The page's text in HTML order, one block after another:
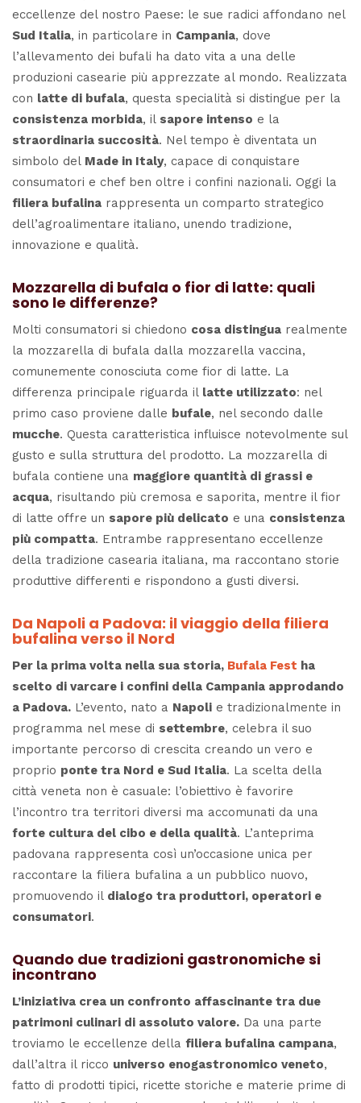
eccellenze del nostro Paese: le sue radici affondano nel
Sud Italia, in particolare in Campania, dove
l’allevamento dei bufali ha dato vita a una delle
produzioni casearie più apprezzate al mondo. Realizzata
con latte di bufala, questa specialità si distingue per la
consistenza morbida, il sapore intenso e la
straordinaria succosità. Nel tempo è diventata un
simbolo del Made in Italy, capace di conquistare
consumatori e chef ben oltre i confini nazionali. Oggi la
filiera bufalina rappresenta un comparto strategico
dell’agroalimentare italiano, unendo tradizione,
innovazione e qualità.
Mozzarella di bufala o fior di latte: quali
sono le differenze?
Molti consumatori si chiedono cosa distingua realmente
la mozzarella di bufala dalla mozzarella vaccina,
comunemente conosciuta come fior di latte. La
differenza principale riguarda il latte utilizzato: nel
primo caso proviene dalle bufale, nel secondo dalle
mucche. Questa caratteristica influisce notevolmente sul
gusto e sulla struttura del prodotto. La mozzarella di
bufala contiene una maggiore quantità di grassi e
acqua, risultando più cremosa e saporita, mentre il fior
di latte offre un sapore più delicato e una consistenza
più compatta. Entrambe rappresentano eccellenze
della tradizione casearia italiana, ma raccontano storie
produttive differenti e rispondono a gusti diversi.
Da Napoli a Padova: il viaggio della filiera
bufalina verso il Nord
Per la prima volta nella sua storia, Bufala Fest ha
scelto di varcare i confini della Campania approdando
a Padova. L’evento, nato a Napoli e tradizionalmente in
programma nel mese di settembre, celebra il suo
importante percorso di crescita creando un vero e
proprio ponte tra Nord e Sud Italia. La scelta della
città veneta non è casuale: l’obiettivo è favorire
l’incontro tra territori diversi ma accomunati da una
forte cultura del cibo e della qualità. L’anteprima
padovana rappresenta così un’occasione unica per
raccontare la filiera bufalina a un pubblico nuovo,
promuovendo il dialogo tra produttori, operatori e
consumatori.
Quando due tradizioni gastronomiche si
incontrano
L’iniziativa crea un confronto affascinante tra due
patrimoni culinari di assoluto valore. Da una parte
troviamo le eccellenze della filiera bufalina campana,
dall’altra il ricco universo enogastronomico veneto,
fatto di prodotti tipici, ricette storiche e materie prime di